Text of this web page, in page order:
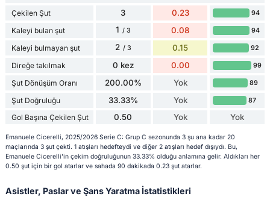
Çekilen Şut 3 0.23 94
Kaleyi bulan şut 1 / 3 0.08 94
Kaleyi bulmayan şut 2 / 3 0.15 92
Direğe takılmak 0 kez 0.00 99
Şut Dönüşüm Oranı 200.00% Yok 89
Şut Doğruluğu 33.33% Yok 87
Gol Başına Çekilen Şut 0.50 Yok Yok
Emanuele Cicerelli, 2025/2026 Serie C: Grup C sezonunda 3 şu ana kadar 20
maçlarında 3 şut çekti. 1 atışları hedefteydi ve diğer 2 atışları hedef dışıydı. Bu,
Emanuele Cicerelli'in çekim doğruluğunun 33.33% olduğu anlamına gelir. Aldıkları her
0.50 şut için bir gol atarlar ve sahada 90 dakikada 0.23 şut atarlar.
Asistler, Paslar ve Şans Yaratma İstatistikleri